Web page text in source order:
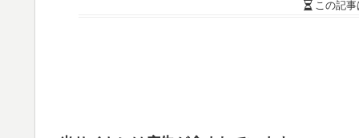
この記事